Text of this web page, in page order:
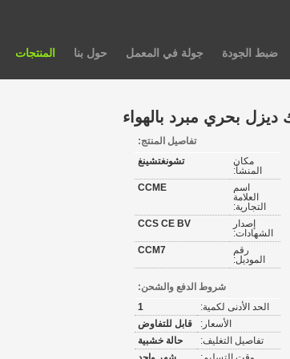
المنتجات حول بنا جولة في المعمل ضبط الجودة
بحري مبرد بالهواء
تفاصيل المنتج:
مكان
المنشأ:
تشونغتشينغ
اسم
العلامة
التجارية:
CCME
إصدار
الشهادات:
CCS CE BV
رقم
الموديل:
CCM7
شروط الدفع والشحن:
الحد الأدنى لكمية:
1
الأسعار:
قابل للتفاوض
تفاصيل التغليف:
حالة خشبية